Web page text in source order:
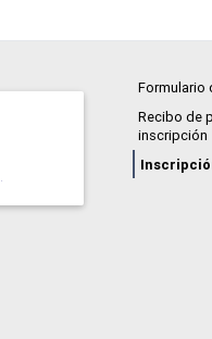
Formulario
Recibo de
inscripción